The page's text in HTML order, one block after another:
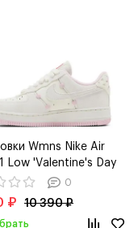
Wmns Nike Air
Low 'Valentine's Day
0
₽ 10 390 ₽